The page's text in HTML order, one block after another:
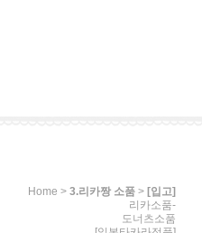
Home > 3.리카짱 소품 > [입고]
리카소품-
도너츠소품